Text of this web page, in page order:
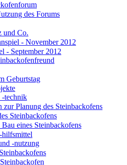
des Forums
Co.
- November 2012
September 2012
Geburtstag
-technik
Planung des Steinbackofens
Steinbackofens
eines Steinbackofens
-nutzung